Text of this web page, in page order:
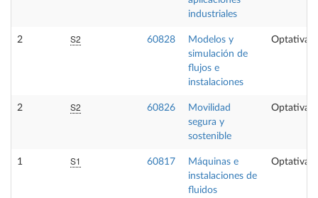
industriales
2 S2 60828
Modelos y
simulación de
flujos e
instalaciones
Optativa
2 S2 60826
Movilidad
segura y
sostenible
Optativa
1 S1 60817
Máquinas e
instalaciones de
fluidos
Optativa